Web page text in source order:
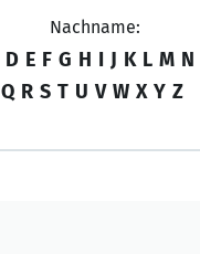
Nachname:
D E F G H I J K L M N
Q R S T U V W X Y Z